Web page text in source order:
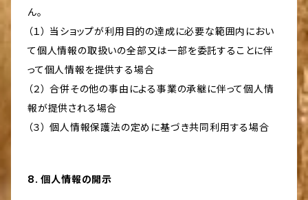
ん。
（１） 当ショップが利用目的の達成に必要な範囲内におい
て個人情報の取扱いの全部又は一部を委託することに伴
って個人情報を提供する場合
（２） 合併その他の事由による事業の承継に伴って個人情
報が提供される場合
（３） 個人情報保護法の定めに基づき共同利用する場合
8. 個人情報の開示